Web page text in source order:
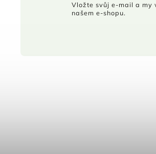
Vložte svůj e-mail a my
našem e-shopu.